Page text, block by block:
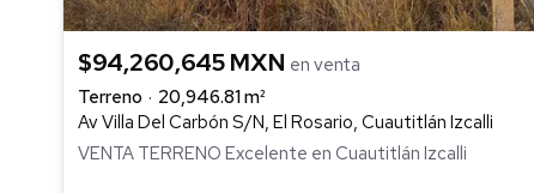
$94,260,645 MXN en venta
Terreno
20,946.81 m²
Av Villa Del Carbón S/N, El Rosario, Cuautitlán Izcalli
VENTA TERRENO Excelente en Cuautitlán Izcalli